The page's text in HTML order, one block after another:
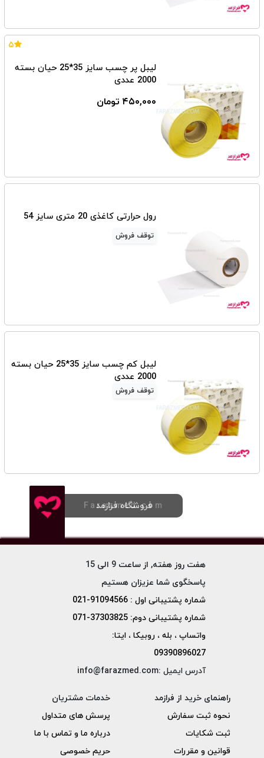
لیبل پر چسب سایز 35*25 حیان بسته
2000 عددی
۴۵۰,۰۰۰ تومان
۵
رول حرارتی کاغذی 20 متری سایز 54
توقف فروش
لیبل کم چسب سایز 35*25 حیان بسته
2000 عددی
توقف فروش
فروشگاه فرازمد
Farazmed.com
هفت روز هفته, از ساعت 9 الی 15
پاسخگوی شما عزیزان هستیم
شماره پشتیبانی اول : 91094566-021
شماره پشتیبانی دوم: 37303825-071
واتساپ ، بله ، روبیکا ، ایتا:
09390896027
آدرس ایمیل :info@farazmed.com
راهنمای خرید از فرازمد
نحوه ثبت سفارش
ثبت شکایات
قوانین و مقررات
خدمات مشتریان
پرسش های متداول
درباره ما و تماس با ما
حریم خصوصی